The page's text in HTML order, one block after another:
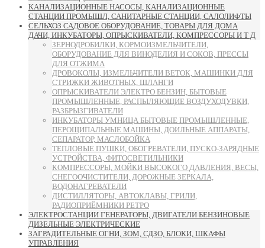
КАНАЛИЗАЦИОННЫЕ НАСОСЫ, КАНАЛИЗАЦИОННЫЕ
СТАНЦИИ ПРОМЫШЛ, САНИТАРНЫЕ СТАНЦИИ, САЛОЛИФТЫ
СЕЛЬХОЗ САДОВОЕ ОБОРУДОВАНИЕ, ТОВАРЫ ДЛЯ ДОМА
ДАЧИ, ИНКУБАТОРЫ, ОПРЫСКИВАТЕЛИ, КОМПРЕССОРЫ И Т Д
ЗЕРНОДРОБИЛКИ, КОРМОИЗМЕЛЬЧИТЕЛИ,
ОБОРУДОВАНИЕ ДЛЯ ВИНОДЕЛИЯ И СОКОВ, ПРЕССЫ
ДЛЯ ОТЖИМА
ДРОВОКОЛЫ, ИЗМЕЛЬЧИТЕЛИ ВЕТОК, МАШИНКИ ДЛЯ
СТРИЖКИ ЖИВОТНЫХ, ШЛАНГИ
ОПРЫСКИВАТЕЛИ ЭЛЕКТРО БЕНЗИН, БЫТОВЫЕ
ПРОМЫШЛЕННЫЕ, РАСПЫЛЯЮЩИЕ ВОЗДУХОДУВКИ,
РАЗБРЫЗГИВАТЕЛИ
ИНКУБАТОРЫ УМНИЦА БЫТОВЫЕ ПРОМЫШЛЕННЫЕ,
ПЕРОЩИПАЛЬНЫЕ МАШИНЫ, ДОИЛЬНЫЕ АППАРАТЫ,
СЕПАРАТОР, МАСЛОБОЙКА
ТЕПЛОВЫЕ ПУШКИ, ОБОГРЕВАТЕЛИ, ПУСКО-ЗАРЯДНЫЕ
УСТРОЙСТВА, ФИТОСВЕТИЛЬНИКИ
КОМПРЕССОРЫ, МОЙКИ ВЫСОКОГО ДАВЛЕНИЯ, ВЕСЫ,
СНЕГООЧИСТИТЕЛИ, ДОРОЖНЫЕ ЗЕРКАЛА,
ВОДОНАГРЕВАТЕЛИ
ДИСТИЛЛЯТОРЫ, АВТОКЛАВЫ, ГРИЛИ,
РАДИОПРИЁМНИКИ РЕТРО
ЭЛЕКТРОСТАНЦИИ ГЕНЕРАТОРЫ, ДВИГАТЕЛИ БЕНЗИНОВЫЕ
ДИЗЕЛЬНЫЕ ЭЛЕКТРИЧЕСКИЕ
ЗАГРАДИТЕЛЬНЫЕ ОГНИ, ЗОМ, СДЗО, БЛОКИ, ШКАФЫ
УПРАВЛЕНИЯ